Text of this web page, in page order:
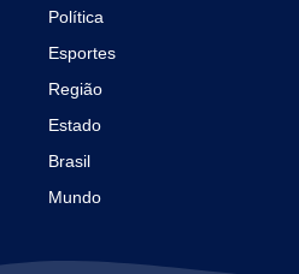
Política
Esportes
Região
Estado
Brasil
Mundo